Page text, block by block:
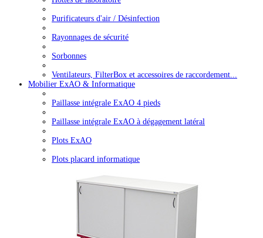
Purificateurs d'air / Désinfection
Rayonnages de sécurité
Sorbonnes
Ventilateurs, FilterBox et accessoires de raccordement...
Mobilier ExAO & Informatique
Paillasse intégrale ExAO 4 pieds
Paillasse intégrale ExAO à dégagement latéral
Plots ExAO
Plots placard informatique